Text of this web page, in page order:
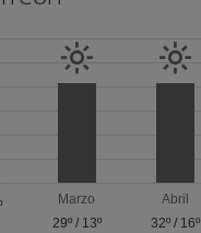
Marzo
29º/ 13º
Abril
32º / 16º